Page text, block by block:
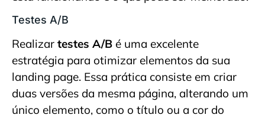
Testes A/B
Realizar testes A/B é uma excelente
estratégia para otimizar elementos da sua
landing page. Essa prática consiste em criar
duas versões da mesma página, alterando um
único elemento, como o título ou a cor do